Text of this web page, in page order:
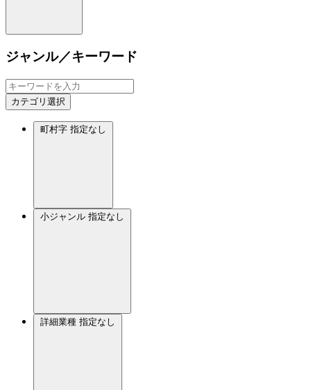
ジャンル／キーワード
カテゴリ選択
町村字 指定なし
小ジャンル 指定なし
詳細業種 指定なし